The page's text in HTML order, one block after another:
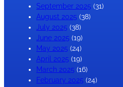
September 2025 (31)
August 2025 (38)
July 2025 (38)
June 2025 (19)
May 2025 (24)
April 2025 (19)
March 2025 (16)
February 2025 (24)